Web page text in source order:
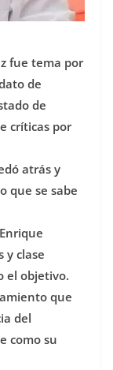
fue tema por
de
de
críticas por
atrás y
que se sabe
y clase
el objetivo.
que
del
como su